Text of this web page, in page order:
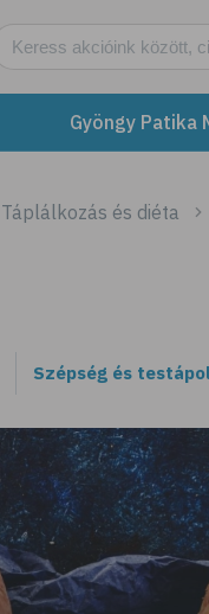
Gyöngy Patika
Táplálkozás és diéta
Szépség és